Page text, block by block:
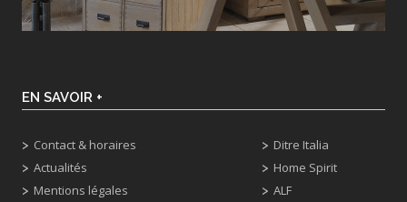
EN SAVOIR +
Contact & horaires
Actualités
Mentions légales
Ditre Italia
Home Spirit
ALF